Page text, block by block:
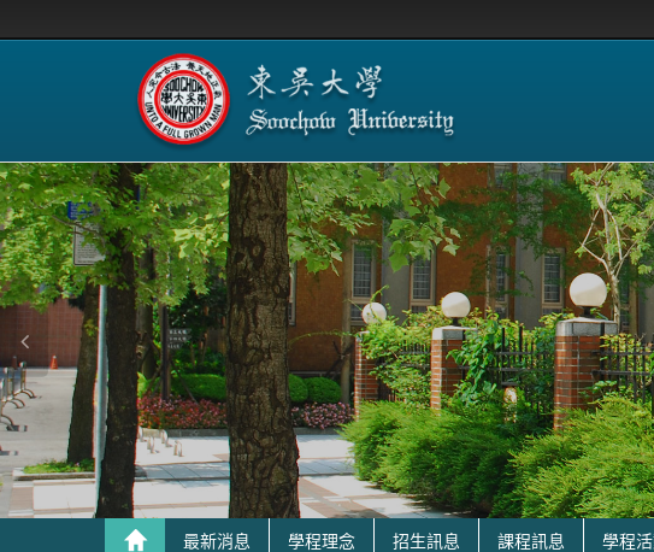
最新消息 學程理念 招生訊息 課程訊息 學程